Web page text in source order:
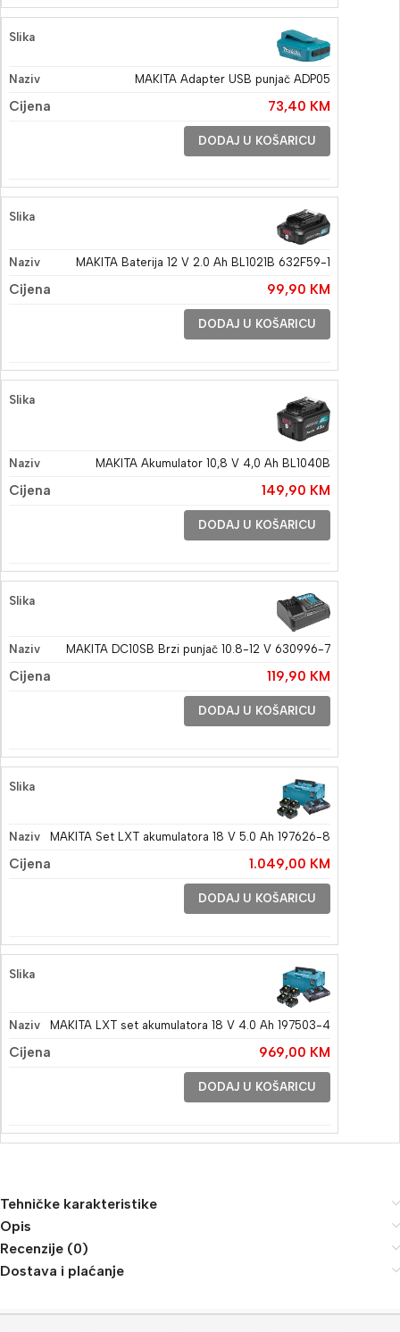
MAKITA Adapter USB punjač ADP05
73,40 KM
DODAJ U KOŠARICU
MAKITA Baterija 12 V 2.0 Ah BL1021B 632F59-1
99,90 KM
DODAJ U KOŠARICU
MAKITA Akumulator 10,8 V 4,0 Ah BL1040B
149,90 KM
DODAJ U KOŠARICU
MAKITA DC10SB Brzi punjač 10.8-12 V 630996-7
119,90 KM
DODAJ U KOŠARICU
MAKITA Set LXT akumulatora 18 V 5.0 Ah 197626-8
1.049,00 KM
DODAJ U KOŠARICU
MAKITA LXT set akumulatora 18 V 4.0 Ah 197503-4
969,00 KM
DODAJ U KOŠARICU
Tehničke karakteristike
Opis
Recenzije (0)
Dostava i plaćanje